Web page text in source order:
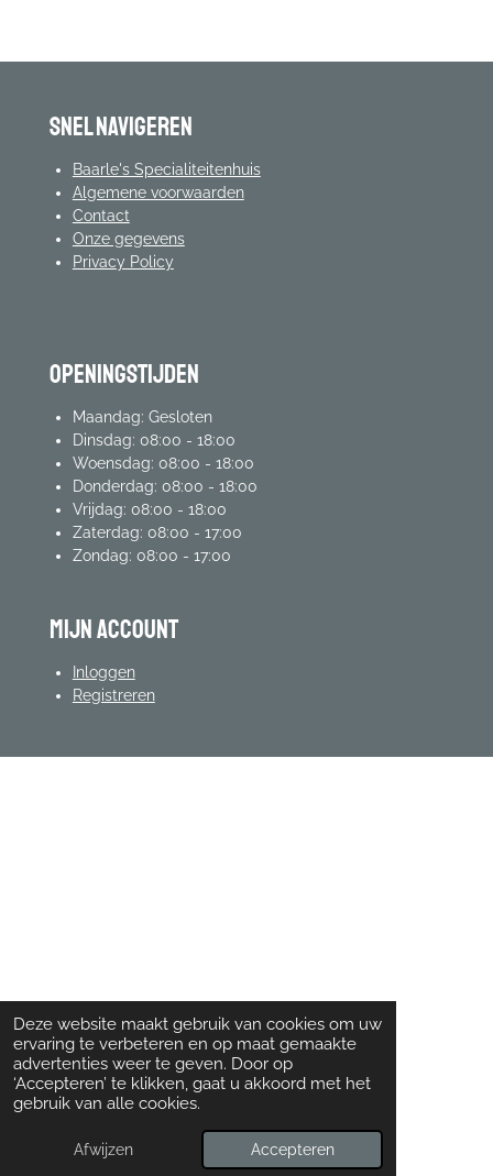
Deze website maakt gebruik van cookies om uw
ervaring te verbeteren en op maat gemaakte
advertenties weer te geven. Door op
‘Accepteren’ te klikken, gaat u akkoord met het
gebruik van alle cookies.
Afwijzen Accepteren
Snel navigeren
Baarle's Specialiteitenhuis
Algemene voorwaarden
Contact
Onze gegevens
Privacy Policy
Openingstijden
Maandag: Gesloten
Dinsdag: 08:00 - 18:00
Woensdag: 08:00 - 18:00
Donderdag: 08:00 - 18:00
Vrijdag: 08:00 - 18:00
Zaterdag: 08:00 - 17:00
Zondag: 08:00 - 17:00
mijn account
Inloggen
Registreren